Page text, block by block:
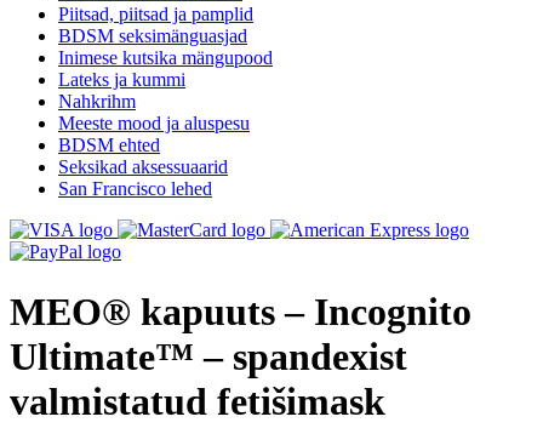
Piitsad, piitsad ja pamplid
BDSM seksimänguasjad
Inimese kutsika mängupood
Lateks ja kummi
Nahkrihm
Meeste mood ja aluspesu
BDSM ehted
Seksikad aksessuaarid
San Francisco lehed
MEO® kapuuts – Incognito
Ultimate™ – spandexist
valmistatud fetišimask